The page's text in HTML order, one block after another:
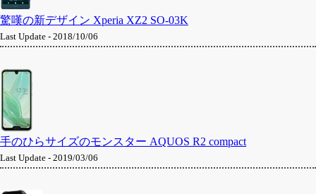
驚嘆の新デザイン Xperia XZ2 SO-03K
Last Update - 2018/10/06
手のひらサイズのモンスター AQUOS R2 compact
Last Update - 2019/03/06